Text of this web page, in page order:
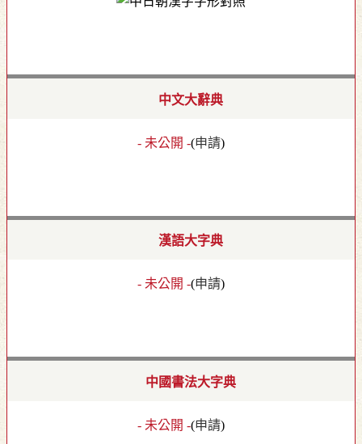
中文大辭典
- 未公開 -(申請)
漢語大字典
- 未公開 -(申請)
中國書法大字典
- 未公開 -(申請)